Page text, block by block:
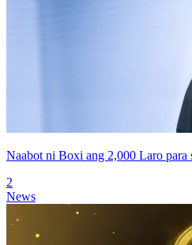
Naabot ni Boxi ang 2,000 Laro para
2
News